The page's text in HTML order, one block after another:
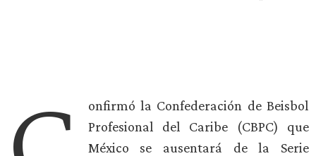
onfirmó la Confederación de Beisbol
Profesional del Caribe (CBPC) que
México se ausentará de la Serie